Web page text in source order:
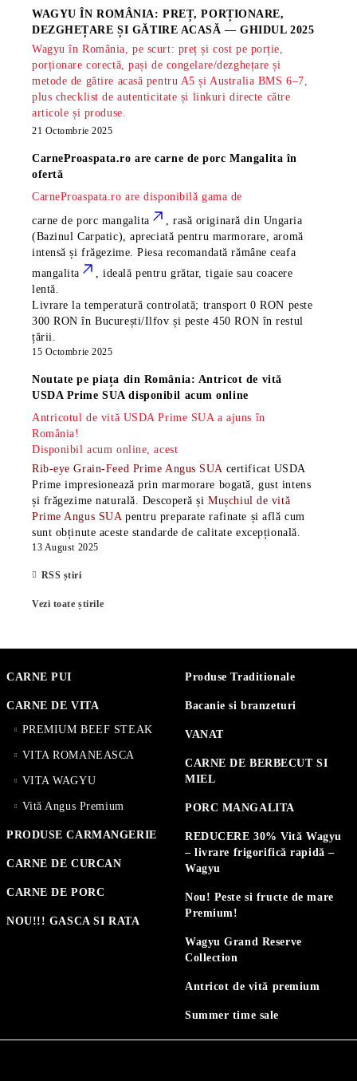
WAGYU ÎN ROMÂNIA: PREȚ, PORȚIONARE,
DEZGHEȚARE ȘI GĂTIRE ACASĂ — GHIDUL 2025
Wagyu în România, pe scurt: preț și cost pe porție,
porționare corectă, pași de congelare/dezghețare și
metode de gătire acasă pentru A5 și Australia BMS 6–7,
plus checklist de autenticitate și linkuri directe către
articole și produse.
21 Octombrie 2025
CarneProaspata.ro arecarne de porc Mangalita în
ofertă
CarneProaspata.ro are disponibilă gama de
carne de porc mangalita
, rasă originară din Ungaria
(Bazinul Carpatic), apreciată pentru marmorare, aromă
intensă și frăgezime. Piesa recomandată rămâneceafa
mangalita
, ideală pentru grătar, tigaie sau coacere
lentă.
Livrare la temperatură controlată; transport 0 RON peste
300 RON în București/Ilfov și peste 450 RON în restul
țării.
15 Octombrie 2025
Noutate pe piața din România: Antricot de vită
USDA Prime SUA disponibil acum online
Antricotul de vită USDA Prime SUA a ajuns în
România!
Disponibil acum online, acest
Rib-eye Grain-Feed Prime Angus SUA certificat USDA
Prime impresionează prin marmorare bogată, gust intens
și frăgezime naturală. Descoperă șiMușchiul de vită
Prime Angus SUA pentru preparate rafinate și află cum
sunt obținute aceste standarde de calitate excepțională.
13 August 2025
RSS știri
Vezi toate știrile
CARNE PUI
CARNE DE VITA
PREMIUM BEEF STEAK
VITA ROMANEASCA
VITA WAGYU
Vită Angus Premium
PRODUSE CARMANGERIE
CARNE DE CURCAN
CARNE DE PORC
NOU!!! GASCA SI RATA
Produse Traditionale
Bacanie si branzeturi
VANAT
CARNE DE BERBECUT SI
MIEL
PORC MANGALITA
REDUCERE 30% Vită Wagyu
– livrare frigorifică rapidă –
Wagyu
Nou! Peste si fructe de mare
Premium!
Wagyu Grand Reserve
Collection
Antricot de vită premium
Summer time sale